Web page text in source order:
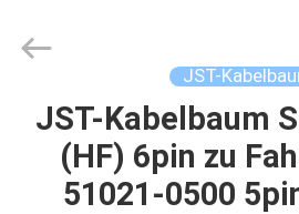
ZU
HAUSE
Ltd..
JST-
JST-Kabelbaum
(HF) 6pin zu
51021-0500